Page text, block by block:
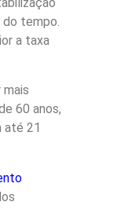
do tempo.
a taxa
60 anos,
até 21